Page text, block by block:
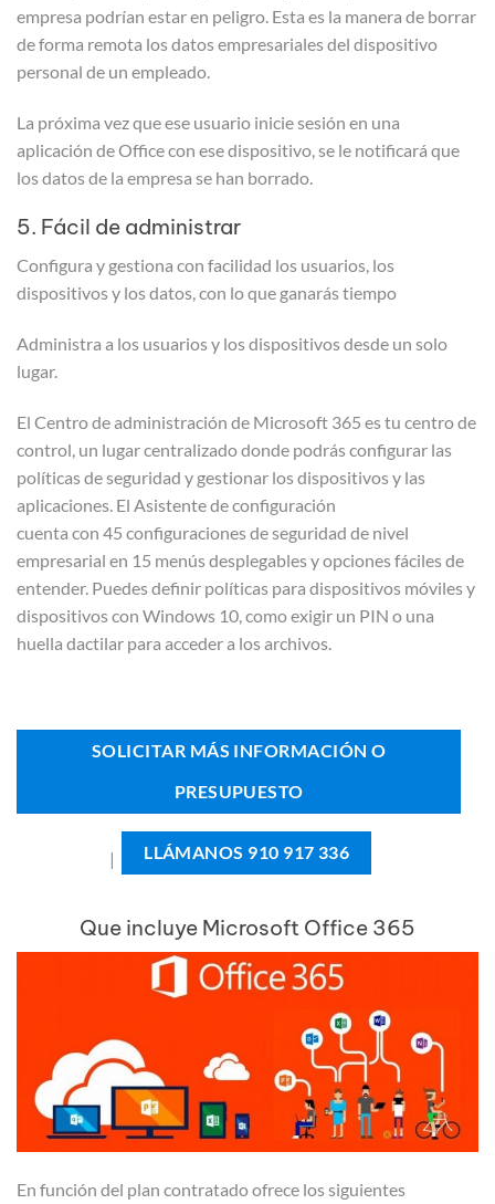
empresa podrían estar en peligro. Esta es la manera de borrar
de forma remota los datos empresariales del dispositivo
personal de un empleado.
La próxima vez que ese usuario inicie sesión en una
aplicación de Office con ese dispositivo, se le notificará que
los datos de la empresa se han borrado.
5. Fácil de administrar
Configura y gestiona con facilidad los usuarios, los
dispositivos y los datos, con lo que ganarás tiempo
Administra a los usuarios y los dispositivos desde un solo
lugar.
El Centro de administración de Microsoft 365 es tu centro de
control, un lugar centralizado donde podrás configurar las
políticas de seguridad y gestionar los dispositivos y las
aplicaciones. El Asistente de configuración
cuenta con 45 configuraciones de seguridad de nivel
empresarial en 15 menús desplegables y opciones fáciles de
entender. Puedes definir políticas para dispositivos móviles y
dispositivos con Windows 10, como exigir un PIN o una
huella dactilar para acceder a los archivos.
SOLICITAR MÁS INFORMACIÓN O
PRESUPUESTO
| LLÁMANOS 910 917 336
Que incluye Microsoft Office 365
En función del plan contratado ofrece los siguientes